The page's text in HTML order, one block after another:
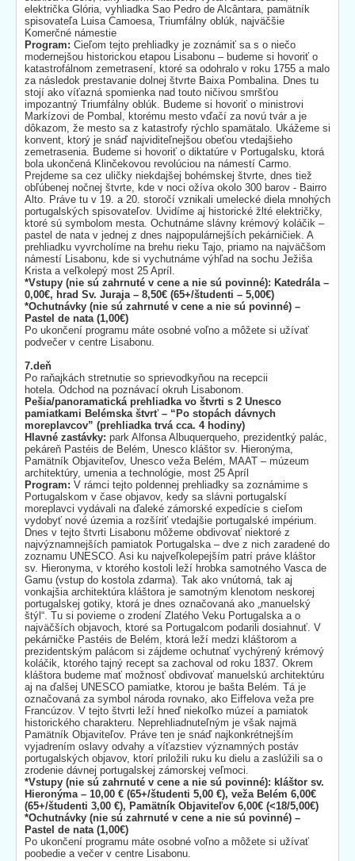
električka Glória, vyhliadka Sao Pedro de Alcântara, pamätník
spisovateľa Luisa Camoesa, Triumfálny oblúk, najväčšie
Komerčné námestie
Program: Cieľom tejto prehliadky je zoznámiť sa s o niečo
modernejšou historickou etapou Lisabonu – budeme si hovoriť o
katastrofálnom zemetrasení, ktoré sa odohralo v roku 1755 a malo
za následok prestavanie dolnej štvrte Baixa Pombalina. Dnes tu
stojí ako víťazná spomienka nad touto ničivou smršťou
impozantný Triumfálny oblúk. Budeme si hovoriť o ministrovi
Markízovi de Pombal, ktorému mesto vďačí za novú tvár a je
dôkazom, že mesto sa z katastrofy rýchlo spamätalo. Ukážeme si
konvent, ktorý je snáď najviditeľnejšou obeťou vtedajšieho
zemetrasenia. Budeme si hovoriť o diktatúre v Portugalsku, ktorá
bola ukončená Klinčekovou revolúciou na námestí Carmo.
Prejdeme sa cez uličky niekdajšej bohémskej štvrte, dnes tiež
obľúbenej nočnej štvrte, kde v noci ožíva okolo 300 barov - Bairro
Alto. Práve tu v 19. a 20. storočí vznikali umelecké diela mnohých
portugalských spisovateľov. Uvidíme aj historické žlté električky,
ktoré sú symbolom mesta. Ochutnáme slávny krémový koláčik –
pastel de nata v jednej z dnes najpopulárnejších pekárničiek. A
prehliadku vyvrcholíme na brehu rieku Tajo, priamo na najväčšom
námestí Lisabonu, kde si vychutnáme výhľad na sochu Ježiša
Krista a veľkolepý most 25 Apríl.
*Vstupy (nie sú zahrnuté v cene a nie sú povinné): Katedrála –
0,00€, hrad Sv. Juraja – 8,50€ (65+/študenti – 5,00€)
*Ochutnávky (nie sú zahrnuté v cene a nie sú povinné) –
Pastel de nata (1,00€)
Po ukončení programu máte osobné voľno a môžete si užívať
podvečer v centre Lisabonu.
7.deň
Po raňajkách stretnutie so sprievodkyňou na recepcii
hotela. Odchod na poznávací okruh Lisabonom.
Pešia/panoramatická prehliadka vo štvrti s 2 Unesco
pamiatkami Belémska štvrť – “Po stopách dávnych
moreplavcov” (prehliadka trvá cca. 4 hodiny)
Hlavné zastávky: park Alfonsa Albuquerqueho, prezidentký palác,
pekáreň Pastéis de Belém, Unesco kláštor sv. Hieronýma,
Pamätník Objaviteľov, Unesco veža Belém, MAAT – múzeum
architektúry, umenia a technológie, most 25 Apríl
Program: V rámci tejto poldennej prehliadky sa zoznámime s
Portugalskom v čase objavov, kedy sa slávni portugalskí
moreplavci vydávali na ďaleké zámorské expedície s cieľom
vydobyť nové územia a rozšíriť vtedajšie portugalské impérium.
Dnes v tejto štvrti Lisabonu môžeme obdivovať niektoré z
najvýznamnejších pamiatok Portugalska – dve z nich zaradené do
zoznamu UNESCO. Asi ku najveľkolepejším patrí práve kláštor
sv. Hieronyma, v ktorého kostoli leží hrobka samotného Vasca de
Gamu (vstup do kostola zdarma). Tak ako vnútorná, tak aj
vonkajšia architektúra kláštora je samotným klenotom neskorej
portugalskej gotiky, ktorá je dnes označovaná ako „manuelský
štýl“. Tu si povieme o zrodení Zlatého Veku Portugalska a o
najväčších objavoch, ktoré sa Portugalcom podarili dosiahnuť. V
pekárničke Pastéis de Belém, ktorá leží medzi kláštorom a
prezidentským palácom si zájdeme ochutnať vychýrený krémový
koláčik, ktorého tajný recept sa zachoval od roku 1837. Okrem
kláštora budeme mať možnosť obdivovať manuelskú architektúru
aj na ďalšej UNESCO pamiatke, ktorou je bašta Belém. Tá je
označovaná za symbol národa rovnako, ako Eiffelova veža pre
Francúzov. V tejto štvrti leží hneď niekoľko múzeí a pamiatok
historického charakteru. Neprehliadnuteľným je však najmä
Pamätník Objaviteľov. Práve ten je snáď najkonkrétnejším
vyjadrením oslavy odvahy a víťazstiev významných postáv
portugalských objavov, ktorí priložili ruku ku dielu a zaslúžili sa o
zrodenie dávnej portugalskej zámorskej veľmoci.
*Vstupy (nie sú zahrnuté v cene a nie sú povinné): kláštor sv.
Hieronýma – 10,00 € (65+/študenti 5,00 €), veža Belém 6,00€
(65+/študenti 3,00 €), Pamätník Objaviteľov 6,00€ (<18/5,00€)
*Ochutnávky (nie sú zahrnuté v cene a nie sú povinné) –
Pastel de nata (1,00€)
Po ukončení programu máte osobné voľno a môžete si užívať
poobedie a večer v centre Lisabonu.